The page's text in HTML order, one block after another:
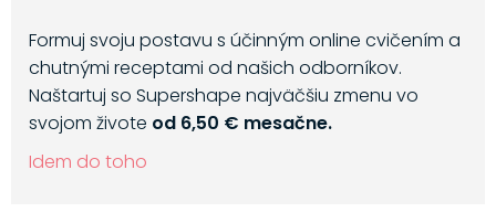
Formuj svoju postavu s účinným online cvičením a
chutnými receptami od našich odborníkov.
Naštartuj so Supershape najväčšiu zmenu vo
svojom živote od 6,50 € mesačne.
Idem do toho